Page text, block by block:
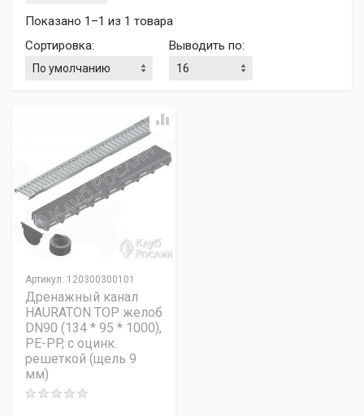
Показано 1–1 из 1 товара
Сортировка: Выводить по:
Артикул: 120300300101
Дренажный канал
HAURATON TOP желоб
DN90 (134 * 95 * 1000),
PE-PP, с оцинк.
решеткой (щель 9
мм)
Rating: 0 out of 5